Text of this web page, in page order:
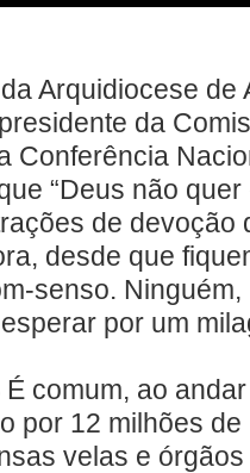
Arquidiocese
da
Conferência
“Deus não
de devoção
desde que
senso.
por um
É comum, ao
por 12 milhões
velas e órgãos